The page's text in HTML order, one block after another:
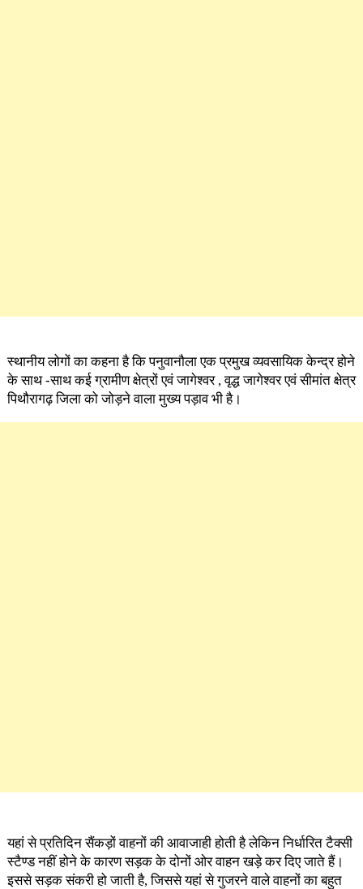
स्थानीय लोगों का कहना है कि पनुवानौला एक प्रमुख व्यवसायिक केन्द्र होने
के साथ -साथ कई ग्रामीण क्षेत्रों एवं जागेश्वर , वृद्ध जागेश्वर एवं सीमांत क्षेत्र
पिथौरागढ़ जिला को जोड़ने वाला मुख्य पड़ाव भी है।
यहां से प्रतिदिन सैंकड़ों वाहनों की आवाजाही होती है लेकिन निर्धारित टैक्सी
स्टैण्ड नहीं होने के कारण सड़क के दोनों ओर वाहन खड़े कर दिए जाते हैं।
इससे सड़क संकरी हो जाती है, जिससे यहां से गुजरने वाले वाहनों का बहुत